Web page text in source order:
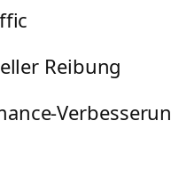
Reibung